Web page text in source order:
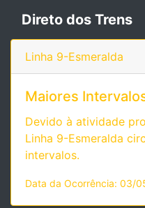
Direto dos Trens
Linha 9-Esmeralda
Maiores
Devido à atividade
Linha 9-Esmeralda
intervalos.
Data da Ocorrência: 03/